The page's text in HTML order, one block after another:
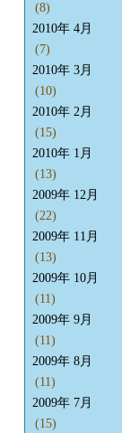
(8)
2010年 4月
(7)
2010年 3月
(10)
2010年 2月
(15)
2010年 1月
(13)
2009年 12月
(22)
2009年 11月
(13)
2009年 10月
(11)
2009年 9月
(11)
2009年 8月
(11)
2009年 7月
(15)